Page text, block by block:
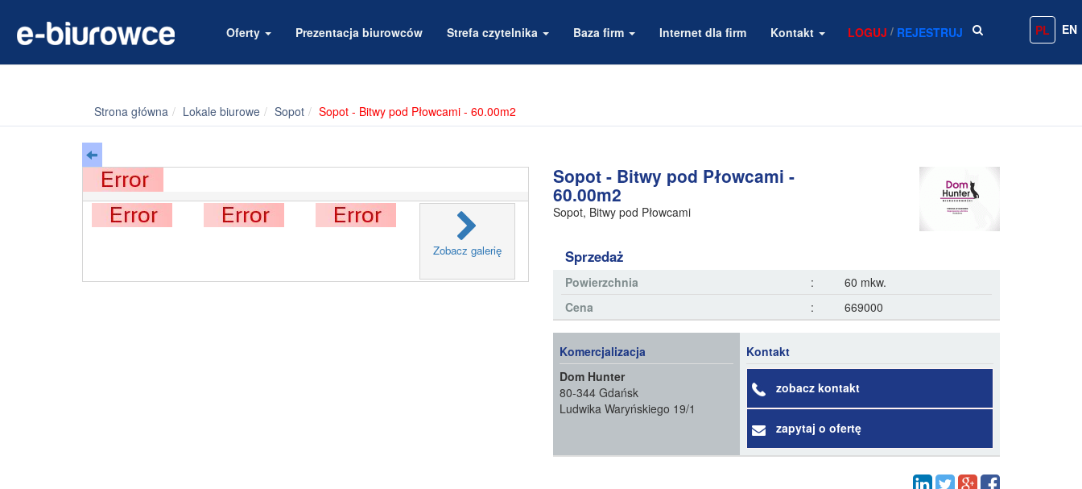
Oferty Prezentacja biurowców Strefa czytelnika Baza firm Internet dla firm Kontakt LOGUJ / REJESTRUJ PL EN
Strona główna Lokale biurowe Sopot Sopot - Bitwy pod Płowcami - 60.00m2
Zobacz galerię
Sopot - Bitwy pod Płowcami -
60.00m2
Sopot, Bitwy pod Płowcami
Sprzedaż
Powierzchnia :
60 mkw.
Cena
: 669000
Komercjalizacja
Dom Hunter
80-344 Gdańsk
Ludwika Waryńskiego 19/1
Kontakt
zobacz kontakt
zapytaj o ofertę